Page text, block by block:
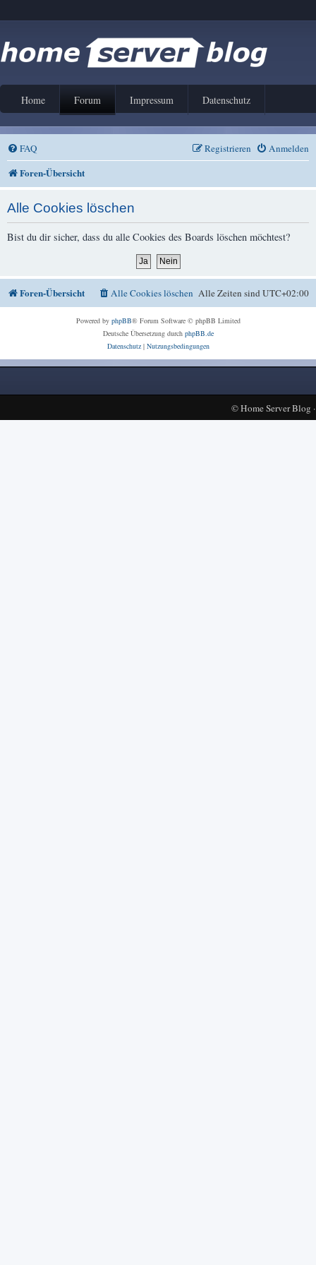
Home Forum Impressum Datenschutz
FAQ Anmelden
Registrieren
Foren-Übersicht
Alle Cookies löschen
Bist du dir sicher, dass du alle Cookies des Boards löschen möchtest?
Foren-Übersicht Alle Zeiten sindUTC+02:00
Alle Cookies löschen
Powered by phpBB® Forum Software © phpBB Limited
Deutsche Übersetzung durch phpBB.de
Datenschutz| Nutzungsbedingungen
©Home Server Blog